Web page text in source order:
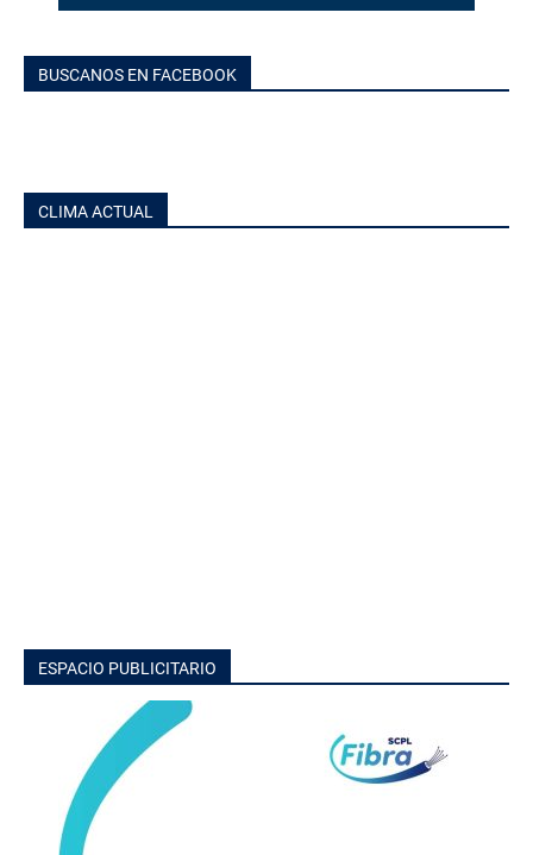
BUSCANOS EN FACEBOOK
CLIMA ACTUAL
ESPACIO PUBLICITARIO